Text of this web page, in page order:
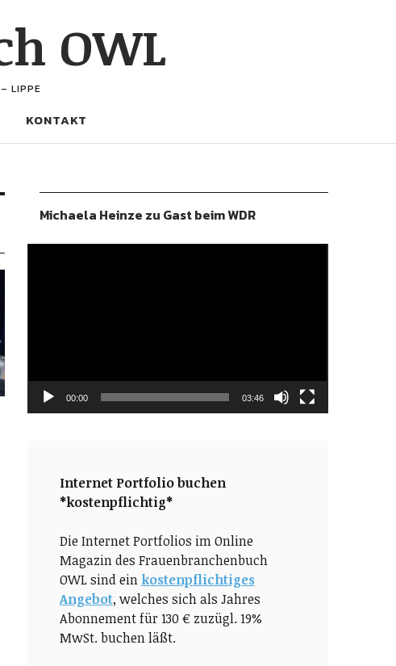
OWL
LIPPE
KONTAKT
Michaela Heinze zu Gast beim WDR
00:00 03:46
Internet Portfolio buchen
*kostenpflichtig*
Die Internet Portfolios im Online
Magazin des Frauenbranchenbuch
OWL sind ein kostenpflichtiges
Angebot, welches sich als Jahres
Abonnement für 130 € zuzügl. 19%
MwSt. buchen läßt.